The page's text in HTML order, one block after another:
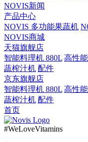
NOVIS新闻
产品中心
NOVIS 多功能果蔬机
NOVIS商城
天猫旗舰店
智能料理机 880L 高性
蔬榨汁机 配件
京东旗舰店
智能料理机 880L 高性
蔬榨汁机 配件
首页
#WeLoveVitamins